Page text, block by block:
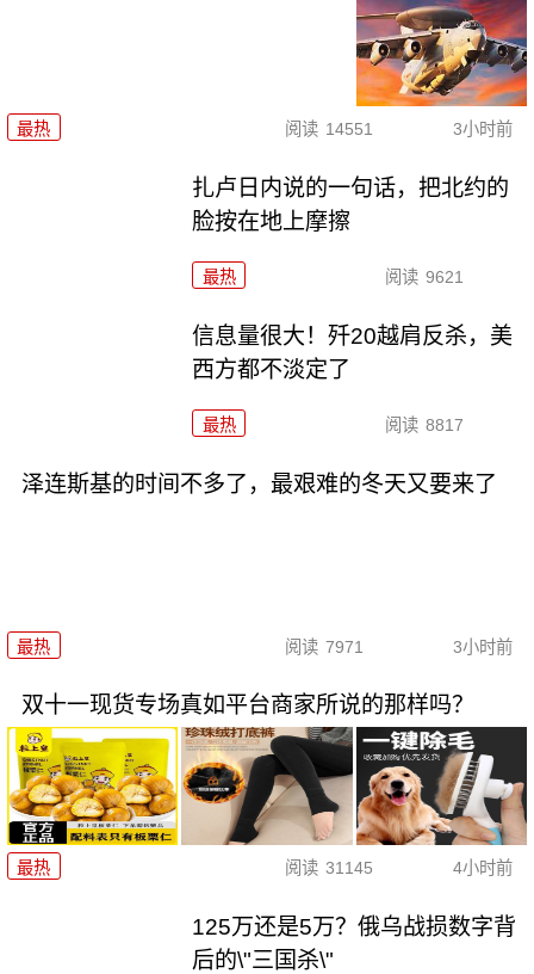
最热 阅读 14551 3小时前
扎卢日内说的一句话，把北约的
脸按在地上摩擦
最热 阅读 9621
信息量很大！歼20越肩反杀，美
西方都不淡定了
最热 阅读 8817
泽连斯基的时间不多了，最艰难的冬天又要来了
最热 阅读 7971 3小时前
双十一现货专场真如平台商家所说的那样吗？
最热 阅读 31145 4小时前
125万还是5万？俄乌战损数字背
后的\"三国杀\"